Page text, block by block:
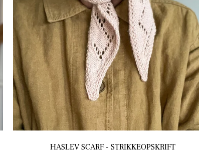
HASLEV SCARF - STRIKKEOPSKRIFT